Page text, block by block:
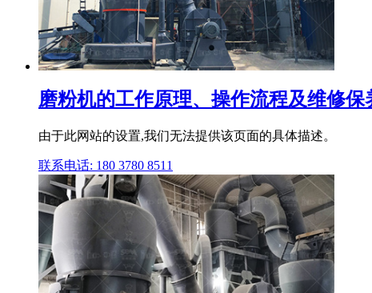
磨粉机的工作原理、操作流程及维修保
由于此网站的设置,我们无法提供该页面的具体描述。
联系电话: 180 3780 8511